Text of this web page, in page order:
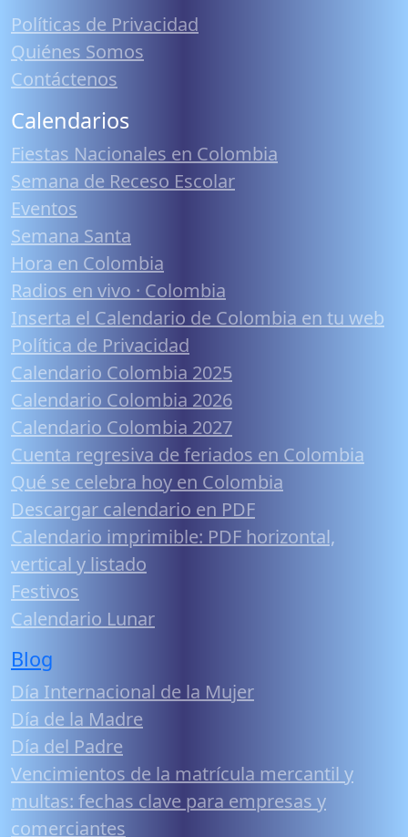
Políticas de Privacidad
Quiénes Somos
Contáctenos
Calendarios
Fiestas Nacionales en Colombia
Semana de Receso Escolar
Eventos
Semana Santa
Hora en Colombia
Radios en vivo · Colombia
Inserta el Calendario de Colombia en tu web
Política de Privacidad
Calendario Colombia 2025
Calendario Colombia 2026
Calendario Colombia 2027
Cuenta regresiva de feriados en Colombia
Qué se celebra hoy en Colombia
Descargar calendario en PDF
Calendario imprimible: PDF horizontal,
vertical y listado
Festivos
Calendario Lunar
Blog
Día Internacional de la Mujer
Día de la Madre
Día del Padre
Vencimientos de la matrícula mercantil y
multas: fechas clave para empresas y
comerciantes